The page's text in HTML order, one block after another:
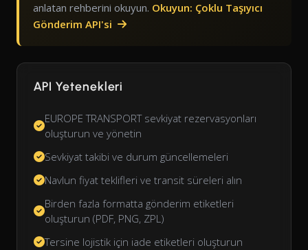
anlatan rehberini okuyun. Okuyun: Çoklu Taşıyıcı
Gönderim API'si
API Yetenekleri
EUROPE TRANSPORT sevkiyat rezervasyonları
oluşturun ve yönetin
Sevkiyat takibi ve durum güncellemeleri
Navlun fiyat teklifleri ve transit süreleri alın
Birden fazla formatta gönderim etiketleri
oluşturun (PDF, PNG, ZPL)
Tersine lojistik için iade etiketleri oluşturun